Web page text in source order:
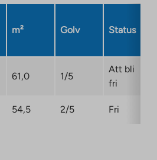
new
m² Golv Status
61,0 1/5
Att bli
fri
54,5 2/5 Fri